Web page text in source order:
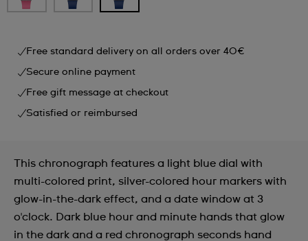
Free standard delivery on all orders over 40€
Secure online payment
Free gift message at checkout
Satisfied or reimbursed
This chronograph features a light blue dial with
multi-colored print, silver-colored hour markers with
glow-in-the-dark effect, and a date window at 3
o'clock. Dark blue hour and minute hands that glow
in the dark and a red chronograph seconds hand